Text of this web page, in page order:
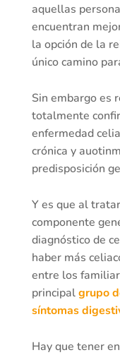
aquellas
encuentran
la opción de la
único camino
Sin embargo es
totalmente
enfermedad
crónica y
predisposición
Y es que al
componente
diagnóstico de
haber más
entre los
principalgrupo
síntomas
Hay que tener